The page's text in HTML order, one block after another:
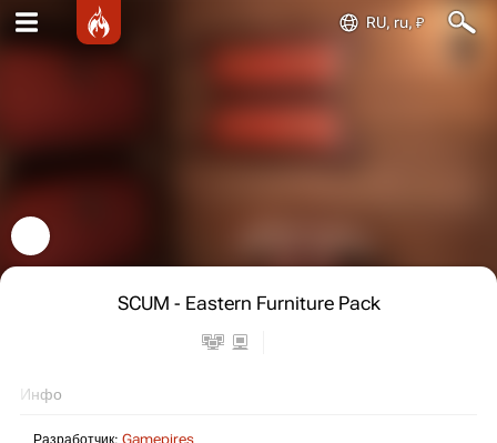
RU, ru, ₽
SCUM - Eastern Furniture Pack
Инфо
Разработчик: Gamepires